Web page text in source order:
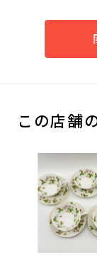
この店舗